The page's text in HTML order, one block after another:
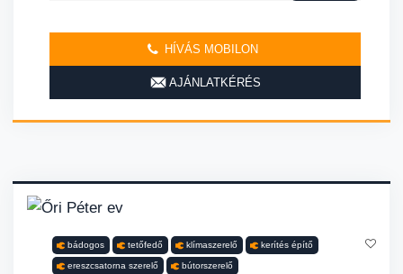
HÍVÁS MOBILON
AJÁNLATKÉRÉS
bádogos tetőfedő klímaszerelő kerítés építő
ereszcsatorna szerelő bútorszerelő